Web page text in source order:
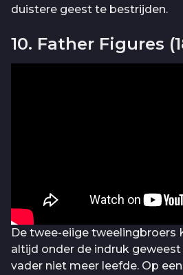
duistere geest te bestrijden.
10. Father Figures
De twee-eiige tweelingbroers
altijd onder de indruk
vader niet meer leefde. Op